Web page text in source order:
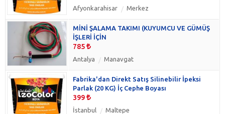
Afyonkarahisar Merkez
MİNİ ŞALAMA TAKIMI (KUYUMCU VE GÜMÜŞ
İŞLERİ İÇİN
785
Antalya Manavgat
Fabrika'dan Direkt Satış Silinebilir İpeksi
Parlak (20 KG) İç Cephe Boyası
399
İstanbul Maltepe